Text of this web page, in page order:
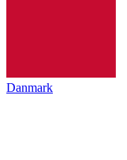
Danmark